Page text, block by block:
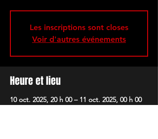
Les inscriptions sont closes
Voir d'autres événements
Heure et lieu
10 oct. 2025, 20 h 00 – 11 oct. 2025, 00 h 00